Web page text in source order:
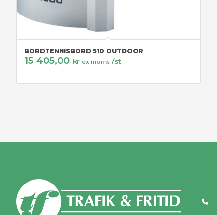
BORDTENNISBORD 510 OUTDOOR
15 405,00 kr ex moms /st